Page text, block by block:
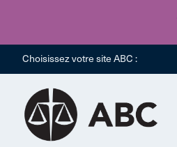
Choisissez votre site ABC :